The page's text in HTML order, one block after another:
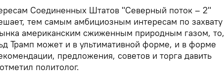
Соединенных Штатов "Северный поток – 2"
тем самым амбициозным интересам по захвату
американским сжиженным природным газом, то,
Трамп может и в ультимативной форме, и в форме
предложения, советов и торга давить
политолог.